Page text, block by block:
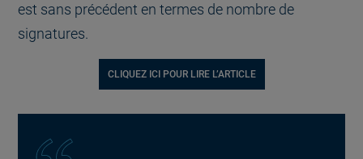
est sans précédent en termes de nombre de
signatures.
CLIQUEZ ICI POUR LIRE L’ARTICLE